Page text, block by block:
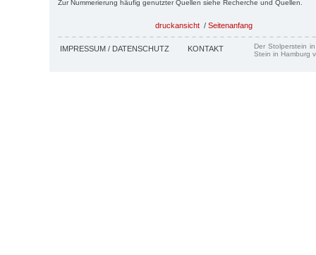
Zur Nummerierung häufig genutzter Quellen siehe Recherche und Quellen.
druckansicht / Seitenanfang
IMPRESSUM / DATENSCHUTZ KONTAKT
Der Stolperstein
Stein in Hamburg